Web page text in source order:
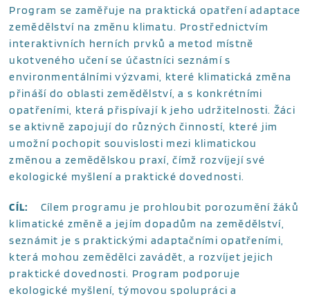
Program se zaměřuje na praktická opatření adaptace
zemědělství na změnu klimatu. Prostřednictvím
interaktivních herních prvků a metod místně
ukotveného učení se účastníci seznámí s
environmentálními výzvami, které klimatická změna
přináší do oblasti zemědělství, a s konkrétními
opatřeními, která přispívají k jeho udržitelnosti. Žáci
se aktivně zapojují do různých činností, které jim
umožní pochopit souvislosti mezi klimatickou
změnou a zemědělskou praxí, čímž rozvíjejí své
ekologické myšlení a praktické dovednosti.
CÍL:
Cílem programu je prohloubit porozumění žáků
klimatické změně a jejím dopadům na zemědělství,
seznámit je s praktickými adaptačními opatřeními,
která mohou zemědělci zavádět, a rozvíjet jejich
praktické dovednosti. Program podporuje
ekologické myšlení, týmovou spolupráci a